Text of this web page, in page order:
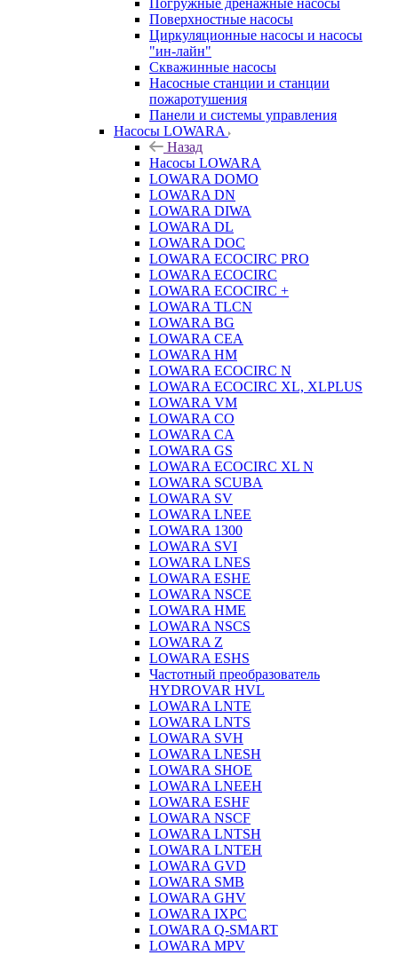
Погружные дренажные насосы
Поверхностные насосы
Циркуляционные насосы и насосы
"ин-лайн"
Скважинные насосы
Насосные станции и станции
пожаротушения
Панели и системы управления
Насосы LOWARA
Назад
Насосы LOWARA
LOWARA DOMO
LOWARA DN
LOWARA DIWA
LOWARA DL
LOWARA DOC
LOWARA ECOCIRC PRO
LOWARA ECOCIRC
LOWARA ECOCIRC +
LOWARA TLCN
LOWARA BG
LOWARA CEA
LOWARA HM
LOWARA ECOCIRC N
LOWARA ECOCIRC XL, XLPLUS
LOWARA VM
LOWARA CO
LOWARA CA
LOWARA GS
LOWARA ECOCIRC XL N
LOWARA SCUBA
LOWARA SV
LOWARA LNEE
LOWARA 1300
LOWARA SVI
LOWARA LNES
LOWARA ESHE
LOWARA NSCE
LOWARA HME
LOWARA NSCS
LOWARA Z
LOWARA ESHS
Частотный преобразователь
HYDROVAR HVL
LOWARA LNTE
LOWARA LNTS
LOWARA SVH
LOWARA LNESH
LOWARA SHOE
LOWARA LNEEH
LOWARA ESHF
LOWARA NSCF
LOWARA LNTSH
LOWARA LNTEH
LOWARA GVD
LOWARA SMB
LOWARA GHV
LOWARA IXPС
LOWARA Q-SMART
LOWARA MPV